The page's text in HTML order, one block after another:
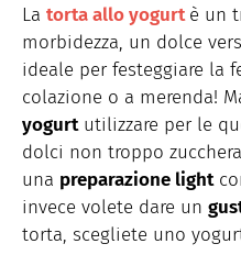
La torta allo yogurtè un
morbidezza, un dolce
ideale per festeggiare la
colazione o a merenda!
yogurtutilizzare per le
dolci non troppo
una preparazione light
invece volete dare un
torta, scegliete uno